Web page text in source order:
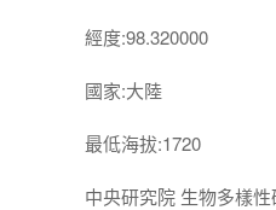
經度:98.320000
國家:大陸
最低海拔:1720
中央研究院 生物多樣